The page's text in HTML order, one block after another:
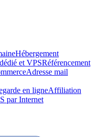
Hébergement
et VPSRéférencement
Adresse mail
en ligneAffiliation
par Internet